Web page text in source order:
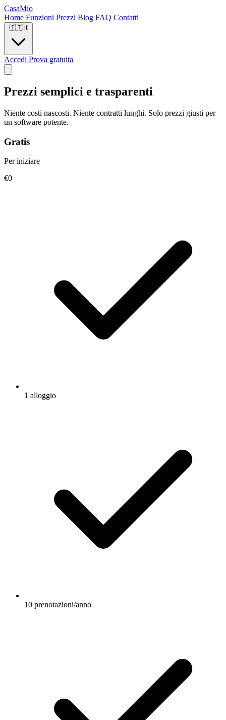
CasaMio
Home Funzioni Prezzi Blog FAQ Contatti
🇮🇹 it
Accedi Prova gratuita
Prezzi semplici e trasparenti
Niente costi nascosti. Niente contratti lunghi. Solo prezzi giusti per
un software potente.
Gratis
Per iniziare
€0
1 alloggio
10 prenotazioni/anno